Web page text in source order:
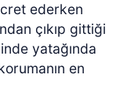
ederken
çıkıp gittiği
yatağında
en